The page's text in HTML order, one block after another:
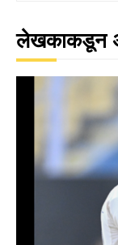
लेखकाकडून